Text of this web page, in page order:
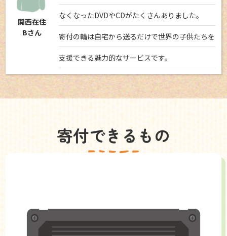
関西在住
Bさん
なくなったDVDやCDがたくさんありました。
寄付の輪は自宅から送るだけで世界の子供たちを
支援できる魅力的なサービスです。
寄付できるもの